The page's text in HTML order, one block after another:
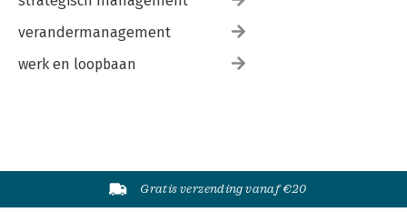
verandermanagement
werk en loopbaan
Gratis verzending vanaf €20